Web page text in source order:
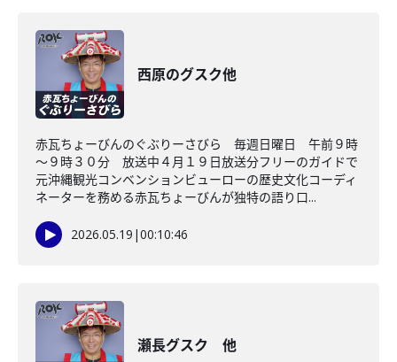
西原のグスク他
赤瓦ちょーびんのぐぶりーさびら 毎週日曜日 午前９時
～９時３０分 放送中４月１９日放送分フリーのガイドで
元沖縄観光コンベンションビューローの歴史文化コーディ
ネーターを務める赤瓦ちょーびんが独特の語り口...
2026.05.19 |00:10:46
瀬長グスク 他